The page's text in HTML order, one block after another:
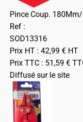
Pince Coup.
Ref :
SOD13316
Prix HT : 42,99 € HT
Prix TTC : 51,59 €
Diffusé sur le site